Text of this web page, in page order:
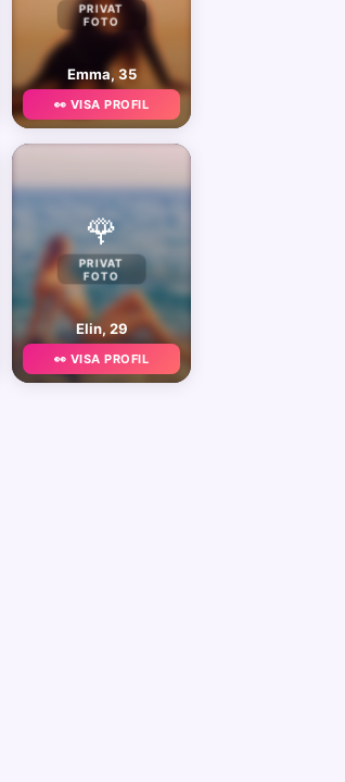
PRIVAT
FOTO
Emma, 35
👀 VISA PROFIL
🌹
PRIVAT
FOTO
Elin, 29
👀 VISA PROFIL